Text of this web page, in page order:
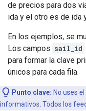
de precios para dos
ida y el otro es de ida
En los ejemplos, se
Los campos sail_id
para formar la clave
únicos para cada fila.
Punto clave: No uses
informativos. Todos los